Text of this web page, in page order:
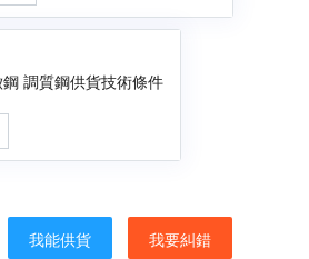
調質鋼供貨技術條件
我能供貨 我要糾錯